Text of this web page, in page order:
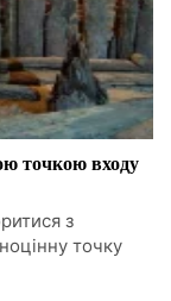
точкою входу
з
точку